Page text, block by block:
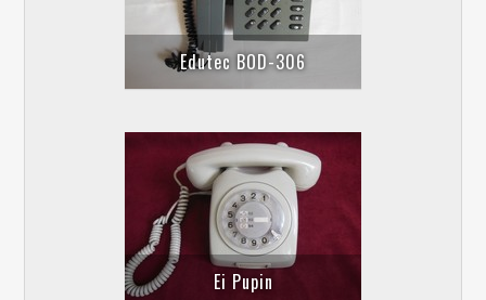
Edutec BOD-306
Ei Pupin